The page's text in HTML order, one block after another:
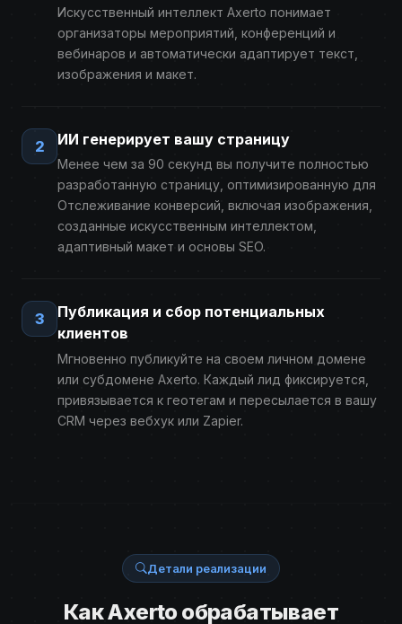
Искусственный интеллект Axerto понимает
организаторы мероприятий, конференций и
вебинаров и автоматически адаптирует текст,
изображения и макет.
2 ИИ генерирует вашу страницу
Менее чем за 90 секунд вы получите полностью
разработанную страницу, оптимизированную для
Отслеживание конверсий, включая изображения,
созданные искусственным интеллектом,
адаптивный макет и основы SEO.
3
Публикация и сбор потенциальных
клиентов
Мгновенно публикуйте на своем личном домене
или субдомене Axerto. Каждый лид фиксируется,
привязывается к геотегам и пересылается в вашу
CRM через вебхук или Zapier.
Детали реализации
Как Axerto обрабатывает